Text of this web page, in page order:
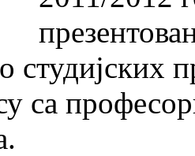
студијских
са